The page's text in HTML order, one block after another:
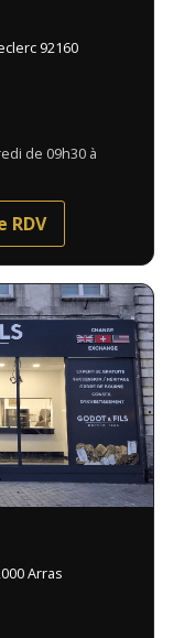
92160
de 09h30 à
RDV
Arras